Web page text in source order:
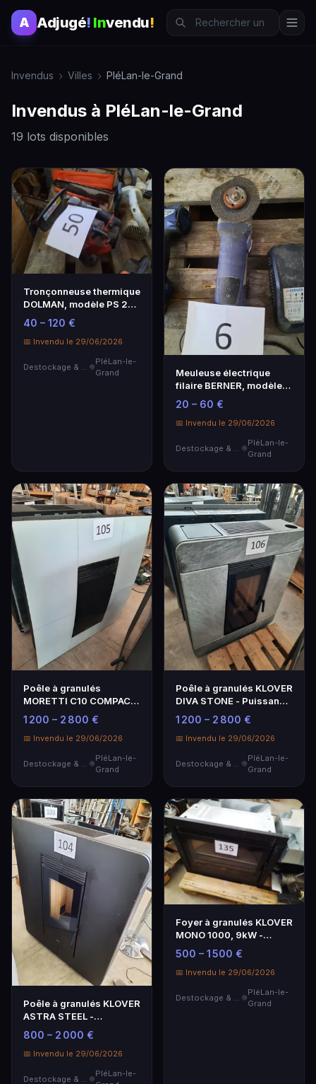
A Adjugé! Invendu!
Invendus Villes PléLan-le-Grand
Invendus à PléLan-le-Grand
19 lots disponibles
Tronçonneuse thermique
DOLMAN, modèle PS 221
TM, guide 25 cm…
40 – 120 €
📅 Invendu le 29/06/2026
PléLan-le-
Grand
Meuleuse électrique
filaire BERNER, modèle
BAG 125-2 E, diam…
20 – 60 €
📅 Invendu le 29/06/2026
Destockage & Invendus
PléLan-le-
Grand
Poêle à granulés
MORETTI C10 COMPACT
GLASS 10kW - Efficacité
et Design
1 200 – 2 800 €
📅 Invendu le 29/06/2026
Destockage & Invendus
PléLan-le-
Grand
Poêle à granulés KLOVER
DIVA STONE - Puissance
et Efficacité Énergétique
1 200 – 2 800 €
📅 Invendu le 29/06/2026
Destockage & Invendus
PléLan-le-
Grand
Poêle à granulés KLOVER
ASTRA STEEL -
Performance et Design
800 – 2 000 €
📅 Invendu le 29/06/2026
Destockage & Invendus
PléLan-le-
Foyer à granulés KLOVER
MONO 1000, 9kW -
Énergie Efficace
500 – 1 500 €
📅 Invendu le 29/06/2026
PléLan-le-
Grand